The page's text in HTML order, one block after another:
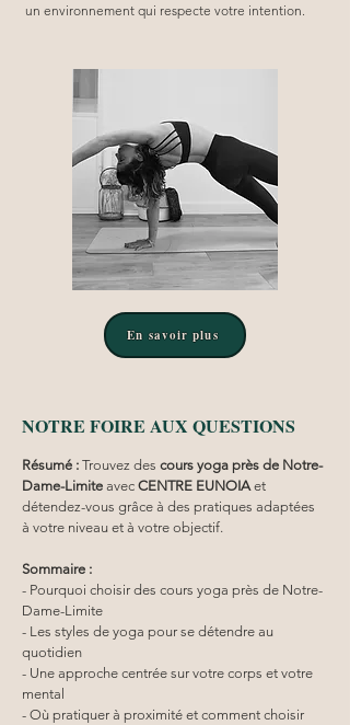
un environnement qui respecte votre intention.
En savoir plus
NOTRE FOIRE AUX QUESTIONS
Résumé : Trouvez des cours yoga près de Notre-
Dame-Limite avec CENTRE EUNOIA et
détendez-vous grâce à des pratiques adaptées
à votre niveau et à votre objectif.
Sommaire :
- Pourquoi choisir des cours yoga près de Notre-
Dame-Limite
- Les styles de yoga pour se détendre au
quotidien
- Une approche centrée sur votre corps et votre
mental
- Où pratiquer à proximité et comment choisir